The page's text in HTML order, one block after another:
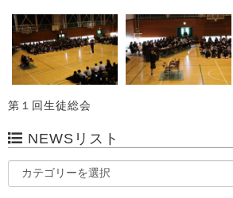
第１回生徒総会
NEWSリスト